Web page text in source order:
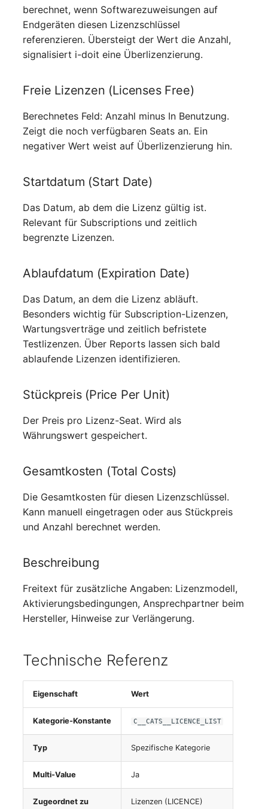
Virtueller Host
Virtueller Server
VRRP/HSRP Cluster
berechnet, wenn Softwarezuweisungen auf
Endgeräten diesen Lizenzschlüssel
referenzieren. Übersteigt der Wert die Anzahl,
signalisiert i-doit eine Überlizenzierung.
Freie Lizenzen (Licenses Free)
Berechnetes Feld: Anzahl minus In Benutzung.
Zeigt die noch verfügbaren Seats an. Ein
negativer Wert weist auf Überlizenzierung hin.
Startdatum (Start Date)
Das Datum, ab dem die Lizenz gültig ist.
Relevant für Subscriptions und zeitlich
begrenzte Lizenzen.
Ablaufdatum (Expiration Date)
Das Datum, an dem die Lizenz abläuft.
Besonders wichtig für Subscription-Lizenzen,
Wartungsverträge und zeitlich befristete
Testlizenzen. Über Reports lassen sich bald
ablaufende Lizenzen identifizieren.
Stückpreis (Price Per Unit)
Der Preis pro Lizenz-Seat. Wird als
Währungswert gespeichert.
Gesamtkosten (Total Costs)
Die Gesamtkosten für diesen Lizenzschlüssel.
Kann manuell eingetragen oder aus Stückpreis
und Anzahl berechnet werden.
Beschreibung
Freitext für zusätzliche Angaben: Lizenzmodell,
Aktivierungsbedingungen, Ansprechpartner beim
Hersteller, Hinweise zur Verlängerung.
Technische Referenz
Eigenschaft Wert
Kategorie-Konstante C__CATS__LICENCE_LIST
Typ Spezifische Kategorie
Multi-Value Ja
Zugeordnet zu Lizenzen (LICENCE)